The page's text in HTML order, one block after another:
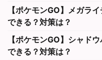
【ポケモンGO】メガラ
できる？対策は？
【ポケモンGO】シャド
できる？対策は？